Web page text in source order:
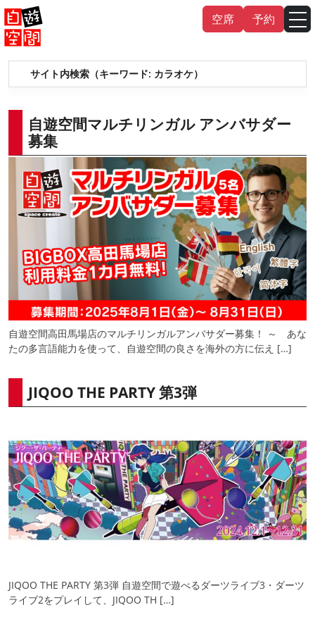
Skip
to
content
空席 予約
サイト内検索（キーワード: カラオケ）
自遊空間マルチリンガル アンバサダー
募集
自遊空間高田馬場店のマルチリンガルアンバサダー募集！ ～ あな
たの多言語能力を使って、自遊空間の良さを海外の方に伝え […]
JIQOO THE PARTY 第3弾
JIQOO THE PARTY 第3弾 自遊空間で遊べるダーツライブ3・ダーツ
ライブ2をプレイして、JIQOO TH […]
English 中文（繁體） 中文（简体）
한국어
日本語